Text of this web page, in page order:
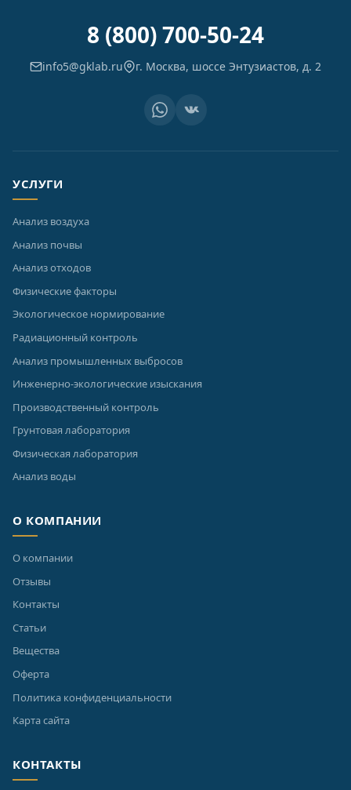
8 (800) 700-50-24
info5@gklab.ru г. Москва, шоссе Энтузиастов, д. 2
УСЛУГИ
Анализ воздуха
Анализ почвы
Анализ отходов
Физические факторы
Экологическое нормирование
Радиационный контроль
Анализ промышленных выбросов
Инженерно-экологические изыскания
Производственный контроль
Грунтовая лаборатория
Физическая лаборатория
Анализ воды
О КОМПАНИИ
О компании
Отзывы
Контакты
Статьи
Вещества
Оферта
Политика конфиденциальности
Карта сайта
КОНТАКТЫ